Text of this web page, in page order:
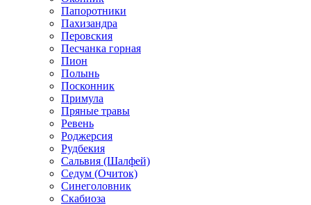
Папоротники
Пахизандра
Перовския
Песчанка горная
Пион
Полынь
Посконник
Примула
Пряные травы
Ревень
Роджерсия
Рудбекия
Сальвия (Шалфей)
Седум (Очиток)
Синеголовник
Скабиоза